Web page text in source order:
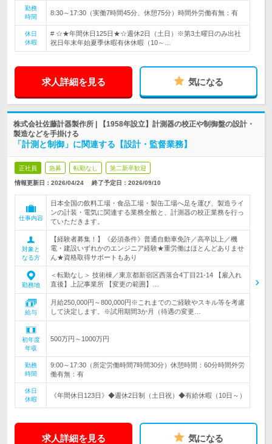
勤務
時間
8:30～17:30（実働7時間45分、休憩75分）時間外労働有無：有
休日
休暇
# ☆★年間休日125日★☆週休2日（土日）※第3土曜日のみ出社
祝日年末年始夏季休暇有休休暇（10～…
求人詳細を見る 気になる
株式会社佐藤計器製作所 | 【1958年設立】計測器の校正や制御盤の設計・
製造などを手掛ける
「計測と制御」に関連する【設計・監督業務】
正社員 急募 転勤なし 第二新卒歓迎
情報更新日：2026/04/24 終了予定日： 2026/09/10
仕事内容
日本全国の飲料工場・食品工場・製缶工場へ足を運び、製造ライ
ンの計装・電気に関連する業務全般と、計測器の校正業務を行っ
ていただきます。
対象と
なる方
【経験者募集！】《必須条件》普通自動車免許／高卒以上／機
電・建設いずれかのエンジニア経験★重労働はほとんどありませ
ん★資格取得サポートもあり
勤務地
＜転勤なし＞ 技術棟／東京都新宿区西落合4丁目21-14 【雇入れ
直後】上記事業所 【変更の範囲】…
給与
月給250,000円～800,000円※これまでのご経験やスキル等を考慮
して決定します。※試用期間3か月（待遇の変更…
初年度
年収
500万円～1000万円
勤務
時間
9:00～17:30（所定労働時間7時間30分）休憩時間：60分時間外労
働有無：有
休日
休暇
《年間休日123日》◆週休2日制（土日祝）◆有給休暇（10日～）
求人詳細を見る 気になる